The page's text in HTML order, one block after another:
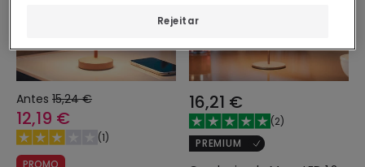
Antes 15,24 €
12,19 €
(1)
16,21 €
(2)
PREMIUM
Rejeitar